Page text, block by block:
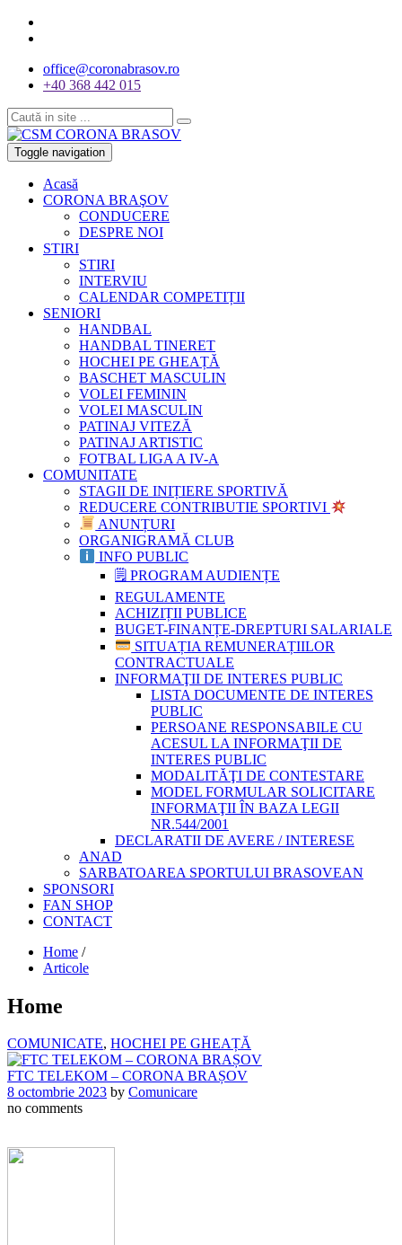
office@coronabrasov.ro
+40 368 442 015
Toggle navigation
Acasă
CORONA BRAŞOV
CONDUCERE
DESPRE NOI
STIRI
STIRI
INTERVIU
CALENDAR COMPETIȚII
SENIORI
HANDBAL
HANDBAL TINERET
HOCHEI PE GHEAȚĂ
BASCHET MASCULIN
VOLEI FEMININ
VOLEI MASCULIN
PATINAJ VITEZĂ
PATINAJ ARTISTIC
FOTBAL LIGA A IV-A
COMUNITATE
STAGII DE INIȚIERE SPORTIVĂ
REDUCERE CONTRIBUTIE SPORTIVI
ANUNȚURI
ORGANIGRAMĂ CLUB
INFO PUBLIC
🗒 PROGRAM AUDIENȚE
REGULAMENTE
ACHIZIȚII PUBLICE
BUGET-FINANȚE-DREPTURI SALARIALE
SITUAȚIA REMUNERAȚIILOR
CONTRACTUALE
INFORMAŢII DE INTERES PUBLIC
LISTA DOCUMENTE DE INTERES
PUBLIC
PERSOANE RESPONSABILE CU
ACESUL LA INFORMAŢII DE
INTERES PUBLIC
MODALITĂŢI DE CONTESTARE
MODEL FORMULAR SOLICITARE
INFORMAŢII ÎN BAZA LEGII
NR.544/2001
DECLARATII DE AVERE / INTERESE
ANAD
SARBATOAREA SPORTULUI BRASOVEAN
SPONSORI
FAN SHOP
CONTACT
Home /
Articole
Home
COMUNICATE, HOCHEI PE GHEAȚĂ
FTC TELEKOM – CORONA BRAȘOV
8 octombrie 2023 by Comunicare
no comments